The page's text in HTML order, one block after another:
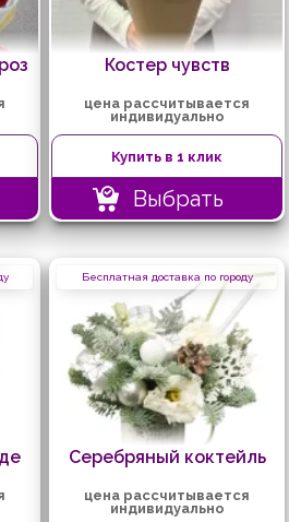
Костер чувств
цена рассчитывается
индивидуально
Купить в 1 клик
Выбрать
Бесплатная доставка по городу
Серебряный коктейль
цена рассчитывается
индивидуально